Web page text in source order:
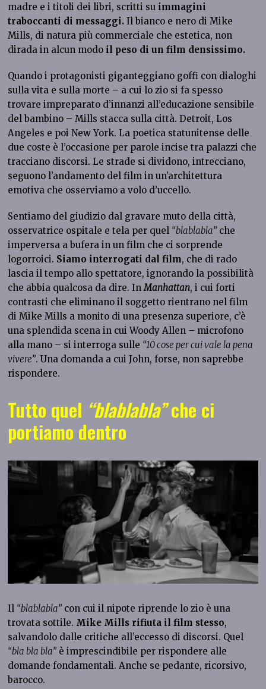
madre e i titoli dei libri, scritti su immagini
traboccanti di messaggi. Il bianco e nero di Mike
Mills, di natura più commerciale che estetica, non
dirada in alcun modo il peso di un film densissimo.
Quando i protagonisti giganteggiano goffi con dialoghi
sulla vita e sulla morte – a cui lo zio si fa spesso
trovare impreparato d’innanzi all’educazione sensibile
del bambino – Mills stacca sulla città. Detroit, Los
Angeles e poi New York. La poetica statunitense delle
due coste è l’occasione per parole incise tra palazzi che
tracciano discorsi. Le strade si dividono, intrecciano,
seguono l’andamento del film in un’architettura
emotiva che osserviamo a volo d’uccello.
Sentiamo del giudizio dal gravare muto della città,
osservatrice ospitale e tela per quel “blablabla” che
imperversa a bufera in un film che ci sorprende
logorroici. Siamo interrogati dal film, che di rado
lascia il tempo allo spettatore, ignorando la possibilità
che abbia qualcosa da dire. InManhattan, i cui forti
contrasti che eliminano il soggetto rientrano nel film
di Mike Mills a monito di una presenza superiore, c’è
una splendida scena in cui Woody Allen – microfono
alla mano – si interroga sulle “10 cose per cui vale la pena
vivere”. Una domanda a cui John, forse, non saprebbe
rispondere.
Tutto quel “blablabla”che ci
portiamo dentro
Il “blablabla” con cui il nipote riprende lo zio è una
trovata sottile. Mike Mills rifiuta il film stesso,
salvandolo dalle critiche all’eccesso di discorsi. Quel
“bla bla bla” è imprescindibile per rispondere alle
domande fondamentali. Anche se pedante, ricorsivo,
barocco.